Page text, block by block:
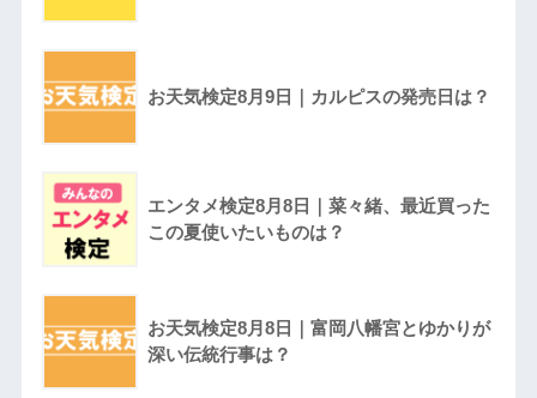
お天気検定8月9日｜カルピスの発売日は？
エンタメ検定8月8日｜菜々緒、最近買った
この夏使いたいものは？
お天気検定8月8日｜富岡八幡宮とゆかりが
深い伝統行事は？